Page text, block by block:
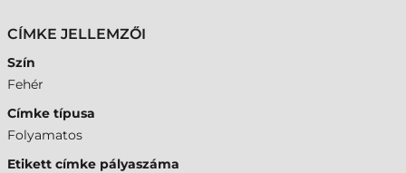
CÍMKE JELLEMZŐI
Szín
Fehér
Címke típusa
Folyamatos
Etikett címke pályaszáma